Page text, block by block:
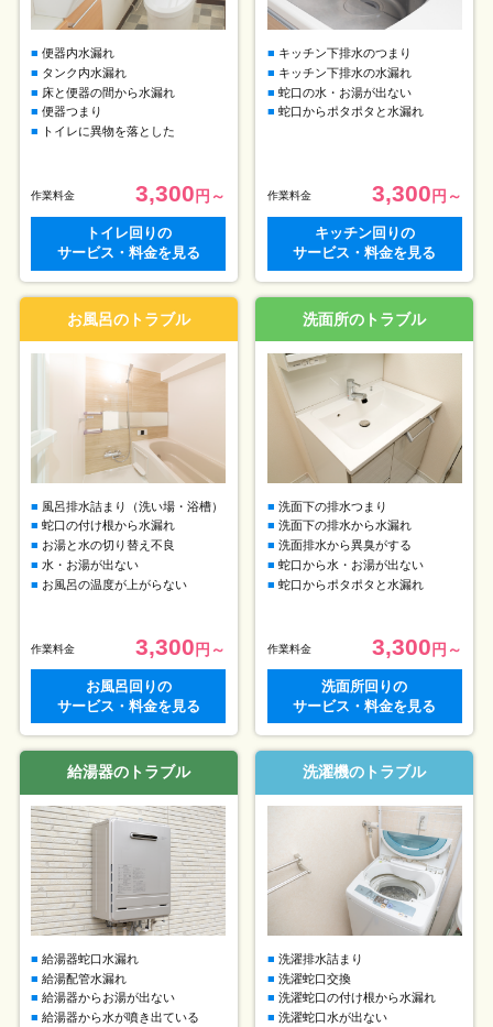
便器内水漏れ
タンク内水漏れ
床と便器の間から水漏れ
便器つまり
トイレに異物を落とした
作業料金 3,300 円～
トイレ回りの
サービス・料金を見る
キッチン下排水のつまり
キッチン下排水の水漏れ
蛇口の水・お湯が出ない
蛇口からポタポタと水漏れ
作業料金 3,300 円～
キッチン回りの
サービス・料金を見る
お風呂のトラブル
風呂排水詰まり（洗い場・浴槽）
蛇口の付け根から水漏れ
お湯と水の切り替え不良
水・お湯が出ない
お風呂の温度が上がらない
作業料金 3,300円～
お風呂回りの
サービス・料金を見る
洗面所のトラブル
洗面下の排水つまり
洗面下の排水から水漏れ
洗面排水から異臭がする
蛇口から水・お湯が出ない
蛇口からポタポタと水漏れ
作業料金 3,300円～
洗面所回りの
サービス・料金を見る
給湯器のトラブル
給湯器蛇口水漏れ
給湯配管水漏れ
給湯器からお湯が出ない
給湯器から水が噴き出ている
洗濯機のトラブル
洗濯排水詰まり
洗濯蛇口交換
洗濯蛇口の付け根から水漏れ
洗濯蛇口水が出ない